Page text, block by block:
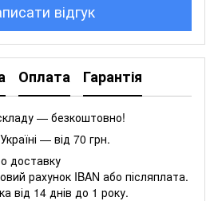
відгук
Оплата Гарантія
— безкоштовно!
— від 70 грн.
доставку
рахунок IBAN або післяплата.
від 14 днів до 1 року.